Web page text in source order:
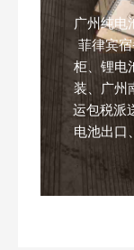
广州纯电
菲律宾
柜、锂电
装、广州
运包税派
电池出口